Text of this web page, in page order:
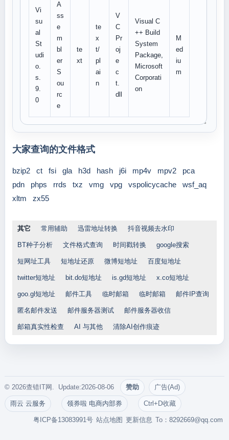
Vi
su
al
St
udi
o.
s.
9.
0
A
ss
e
m
bl
er
S
ou
rc
e
te
xt
te
x
t/
pl
ai
n
V
C
Pr
oj
e
c
t.
dll
Visual C
++ Build
System
Package,
Microsoft
Corporati
on
M
ed
iu
m
大家查询的文件格式
bzip2 ct fsi gla h3d hash j6i mp4v mpv2
pca
pdn
phps rrds txz vmg vpg vspolicycache
wsf_aq
xltm
zx55
其它 常用辅助 迅雷地址转换 抖音视频去水印
BT种子分析 文件格式查询 时间戳转换 google搜索
短网址工具 短地址还原 微博短地址 百度短地址
twitter短地址 bit.do短地址 is.gd短地址 x.co短地址
goo.gl短地址 邮件工具 临时邮箱 临时邮箱 邮件IP查询
匿名邮件发送 邮件服务器测试 邮件服务器收信
邮箱真实性检查 AI 与其他 清除AI创作痕迹
© 2026查错IT网. Update:2026-08-06 赞助 广告(Ad)
雨云 云服务 领券啦 电商内部券 Ctrl+D收藏
To：8292669@qq.com
更新信息
站点地图
粤ICP备13083991号